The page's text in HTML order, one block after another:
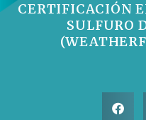
CERTIFICACIÓN
SULFURO